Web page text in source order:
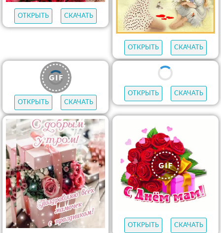
ОТКРЫТЬ СКАЧАТЬ
ОТКРЫТЬ СКАЧАТЬ
ОТКРЫТЬ СКАЧАТЬ